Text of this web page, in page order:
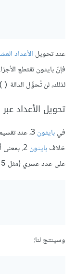
عند تحويل الأعداد
فإنّ بايثون تقتطع
لذلك، لن تُحوِّل الدالة
تحويل الأعداد
فيبايثون
خلافبايثون
على عدد عشري (مثل
وسينتج لنا: